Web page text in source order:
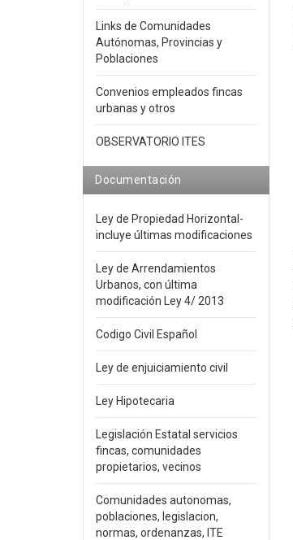
Links de Comunidades
Autónomas, Provincias y
Poblaciones
Convenios empleados fincas
urbanas y otros
OBSERVATORIO ITES
Documentación
Ley de Propiedad Horizontal-
incluye últimas modificaciones
Ley de Arrendamientos
Urbanos, con última
modificación Ley 4/ 2013
Codigo Civil Español
Ley de enjuiciamiento civil
Ley Hipotecaria
Legislación Estatal servicios
fincas, comunidades
propietarios, vecinos
Comunidades autonomas,
poblaciones, legislacion,
normas, ordenanzas, ITE